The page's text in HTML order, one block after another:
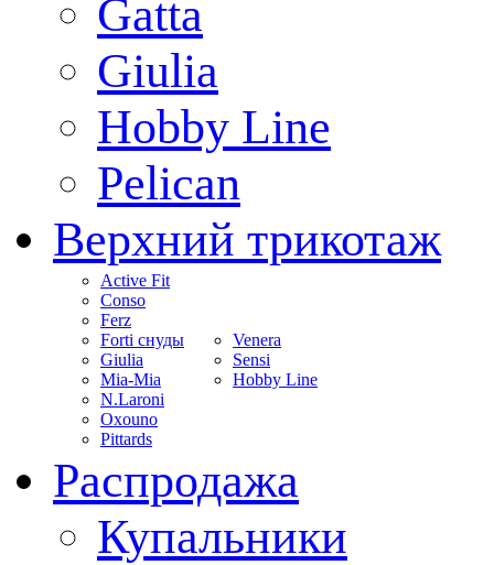
Gatta
Giulia
Hobby Line
Pelican
Верхний трикотаж
Active Fit
Conso
Ferz
Forti снуды
Giulia
Mia-Mia
N.Laroni
Oxouno
Pittards
Venera
Sensi
Hobby Line
Распродажа
Купальники